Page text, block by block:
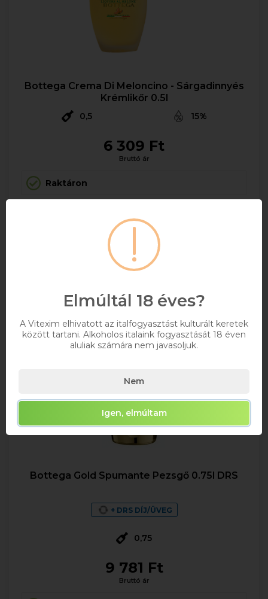
Bottega Crema Di Meloncino - Sárgadinnyés
Krémlikőr 0.5l
0,5 15%
6 309 Ft
Bruttó ár
Raktáron
Bottega Gold Spumante Pezsgő 0.75l DRS
+ DRS DÍJ/ÜVEG
0,75
9 781 Ft
Bruttó ár
Elmúltál 18 éves?
A Vitexim elhivatott az italfogyasztást kulturált keretek
között tartani. Alkoholos italaink fogyasztását 18 éven
aluliak számára nem javasoljuk.
Nem
Igen, elmúltam